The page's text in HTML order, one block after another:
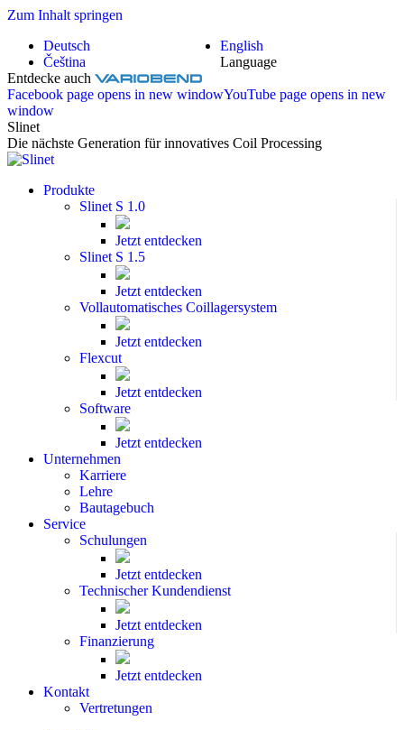
Zum Inhalt springen
Deutsch
English
Čeština
Language
Entdecke auch
Facebook page opens in new windowYouTube page opens in new
window
Slinet
Die nächste Generation für innovatives Coil Processing
Produkte
Slinet S 1.0
Jetzt entdecken
Slinet S 1.5
Jetzt entdecken
Vollautomatisches Coillagersystem
Jetzt entdecken
Flexcut
Jetzt entdecken
Software
Jetzt entdecken
Unternehmen
Karriere
Lehre
Bautagebuch
Service
Schulungen
Jetzt entdecken
Technischer Kundendienst
Jetzt entdecken
Finanzierung
Jetzt entdecken
Kontakt
Vertretungen